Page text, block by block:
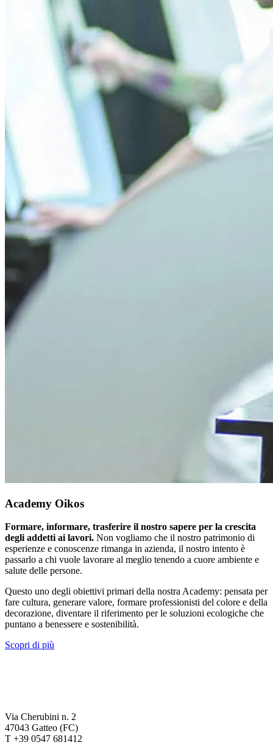
Academy Oikos
Formare, informare, trasferire il nostro sapere per la crescita
degli addetti ai lavori. Non vogliamo che il nostro patrimonio di
esperienze e conoscenze rimanga in azienda, il nostro intento è
passarlo a chi vuole lavorare al meglio tenendo a cuore ambiente e
salute delle persone.
Questo uno degli obiettivi primari della nostra Academy: pensata per
fare cultura, generare valore, formare professionisti del colore e della
decorazione, diventare il riferimento per le soluzioni ecologiche che
puntano a benessere e sostenibilità.
Scopri di più
Via Cherubini n. 2
47043 Gatteo (FC)
T +39 0547 681412